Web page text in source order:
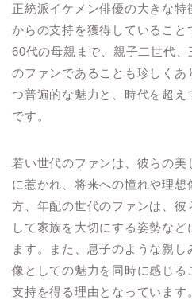
正統派イケメン俳優の大きな
からの支持を獲得していること
60代の母親まで、親子二世代
のファンであることも珍しく
つ普遍的な魅力と、時代を超
です。
若い世代のファンは、彼らの美
に惹かれ、将来への憧れや理
方、年配の世代のファンは、彼
して家族を大切にする姿勢な
ます。また、息子のような親
像としての魅力を同時に感じる
支持を得る理由となっています。